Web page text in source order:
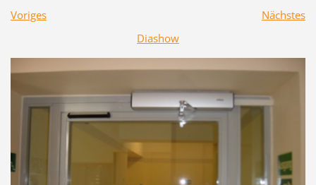
Voriges
Nächstes
Diashow